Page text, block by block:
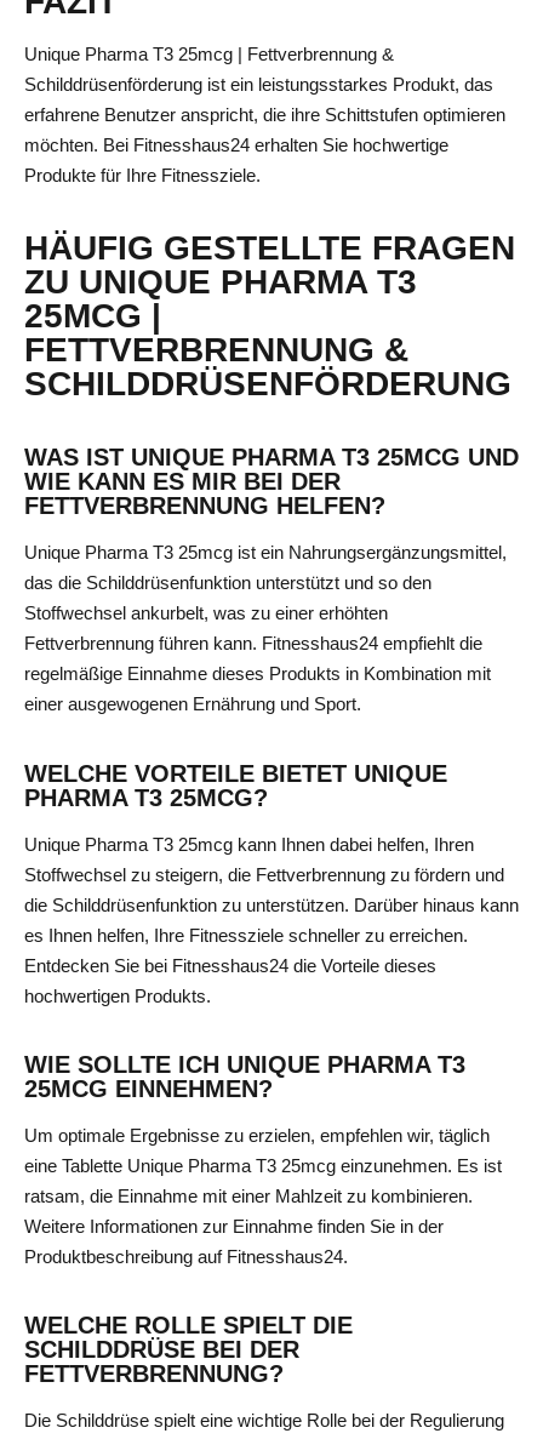
Unique Pharma T3 25mcg | Fettverbrennung &
Schilddrüsenförderung ist ein leistungsstarkes Produkt, das
erfahrene Benutzer anspricht, die ihre Schittstufen optimieren
möchten. Bei Fitnesshaus24 erhalten Sie hochwertige
Produkte für Ihre Fitnessziele.
HÄUFIG GESTELLTE FRAGEN
ZU UNIQUE PHARMA T3
25MCG |
FETTVERBRENNUNG &
SCHILDDRÜSENFÖRDERUNG
WAS IST UNIQUE PHARMA T3 25MCG UND
WIE KANN ES MIR BEI DER
FETTVERBRENNUNG HELFEN?
Unique Pharma T3 25mcg ist ein Nahrungsergänzungsmittel,
das die Schilddrüsenfunktion unterstützt und so den
Stoffwechsel ankurbelt, was zu einer erhöhten
Fettverbrennung führen kann. Fitnesshaus24 empfiehlt die
regelmäßige Einnahme dieses Produkts in Kombination mit
einer ausgewogenen Ernährung und Sport.
WELCHE VORTEILE BIETET UNIQUE
PHARMA T3 25MCG?
Unique Pharma T3 25mcg kann Ihnen dabei helfen, Ihren
Stoffwechsel zu steigern, die Fettverbrennung zu fördern und
die Schilddrüsenfunktion zu unterstützen. Darüber hinaus kann
es Ihnen helfen, Ihre Fitnessziele schneller zu erreichen.
Entdecken Sie bei Fitnesshaus24 die Vorteile dieses
hochwertigen Produkts.
WIE SOLLTE ICH UNIQUE PHARMA T3
25MCG EINNEHMEN?
Um optimale Ergebnisse zu erzielen, empfehlen wir, täglich
eine Tablette Unique Pharma T3 25mcg einzunehmen. Es ist
ratsam, die Einnahme mit einer Mahlzeit zu kombinieren.
Weitere Informationen zur Einnahme finden Sie in der
Produktbeschreibung auf Fitnesshaus24.
WELCHE ROLLE SPIELT DIE
SCHILDDRÜSE BEI DER
FETTVERBRENNUNG?
Die Schilddrüse spielt eine wichtige Rolle bei der Regulierung